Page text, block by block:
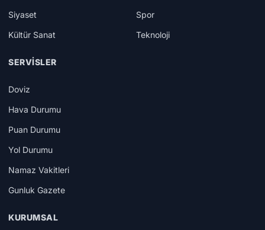
Siyaset
Spor
Kültür Sanat
Teknoloji
SERVISLER
Doviz
Hava Durumu
Puan Durumu
Yol Durumu
Namaz Vakitleri
Gunluk Gazete
KURUMSAL